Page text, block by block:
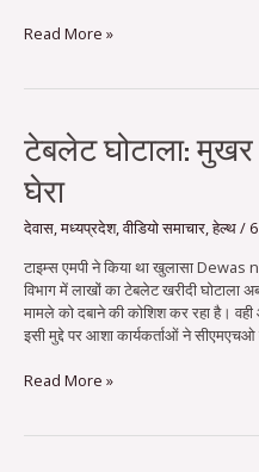
Read More »
टेबलेट घोटाला: मुखर
घेरा
देवास,मध्यप्रदेश,वीडियो समाचार,हेल्थ/
टाइम्स एमपी ने किया था खुलासा
विभाग में लाखों का टेबलेट खरीदी घोटाला
मामले को दबाने की कोशिश कर रहा है। वही
इसी मुद्दे पर आशा कार्यकर्ताओं ने
टेबलेट
घोटाला:
मुखर
हुई
आशा..,
को
घेरा
Read More »